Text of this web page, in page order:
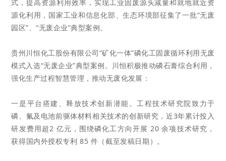
式，提高资源利用效率，实现工业固废源头减量和就地就近资
源化利用，国家工业和信息化部、生态环境部征集了一批“无废
园区”、“无废企业”典型案例。
贵州川恒化工股份有限公司“矿化一体”磷化工固废循环利用无废
模式入选“无废企业”典型案例。川恒积极推动磷石膏综合利用，
强化生产过程智慧管理，推动无废化发展：
一是平台搭建、释放技术创新潜能。工程技术研究院致力于
磷、氟及电池前驱体材料相关技术的创新研究，近3年累计投入
研发费用超2 亿元，围绕磷化工方向开展 20 余项技术研究，
获得国内外授权专利 85 件（截至发稿日期）。